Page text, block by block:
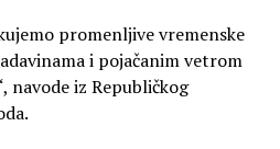
promenljive vremenske
i pojačanim vetrom
navode iz Republičkog